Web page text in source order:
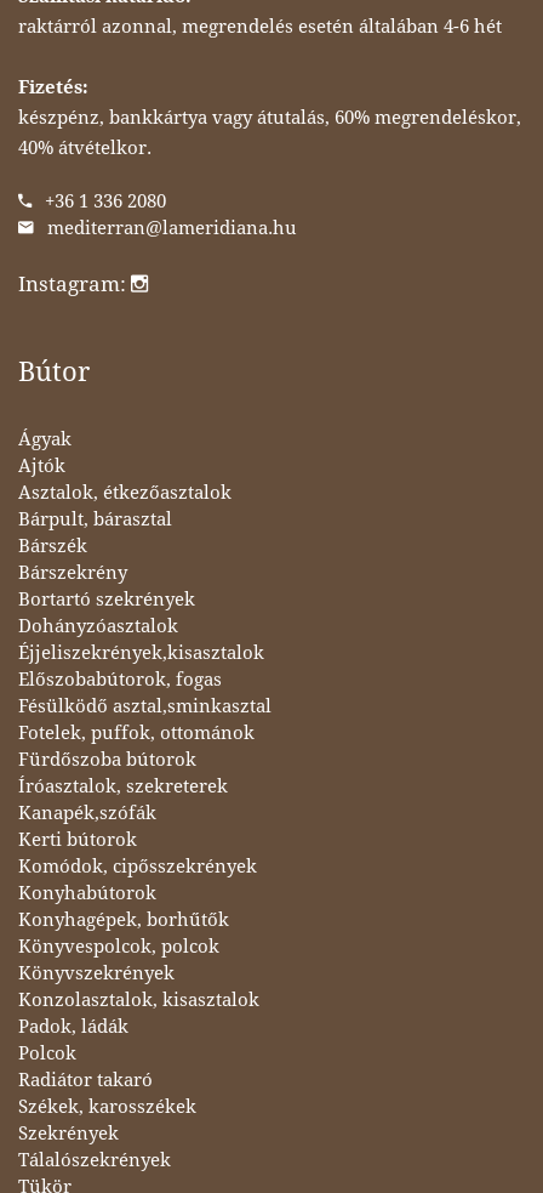
raktárról azonnal, megrendelés esetén általában 4-6 hét
Fizetés:
készpénz, bankkártya vagy átutalás, 60% megrendeléskor,
40% átvételkor.
+36 1 336 2080
mediterran@lameridiana.hu
Instagram:
Bútor
Ágyak
Ajtók
Asztalok, étkezőasztalok
Bárpult, bárasztal
Bárszék
Bárszekrény
Bortartó szekrények
Dohányzóasztalok
Éjjeliszekrények,kisasztalok
Előszobabútorok, fogas
Fésülködő asztal,sminkasztal
Fotelek, puffok, ottománok
Fürdőszoba bútorok
Íróasztalok, szekreterek
Kanapék,szófák
Kerti bútorok
Komódok, cipősszekrények
Konyhabútorok
Konyhagépek, borhűtők
Könyvespolcok, polcok
Könyvszekrények
Konzolasztalok, kisasztalok
Padok, ládák
Polcok
Radiátor takaró
Székek, karosszékek
Szekrények
Tálalószekrények
Tükör